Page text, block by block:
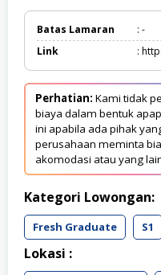
Batas Lamaran
: -
Link
:
Perhatian: Kami tidak
biaya dalam bentuk
ini apabila ada pihak
perusahaan meminta
akomodasi atau yang
Kategori Lowongan:
Fresh Graduate S1
Lokasi :